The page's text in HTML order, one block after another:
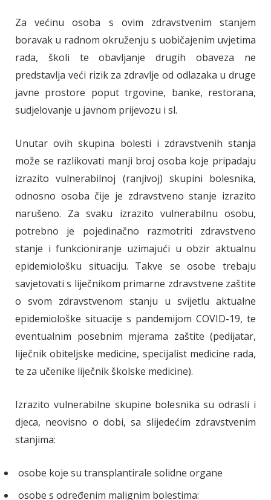
Za većinu osoba s ovim zdravstvenim stanjem
boravak u radnom okruženju s uobičajenim uvjetima
rada, školi te obavljanje drugih obaveza ne
predstavlja veći rizik za zdravlje od odlazaka u druge
javne prostore poput trgovine, banke, restorana,
sudjelovanje u javnom prijevozu i sl.
Unutar ovih skupina bolesti i zdravstvenih stanja
može se razlikovati manji broj osoba koje pripadaju
izrazito vulnerabilnoj (ranjivoj) skupini bolesnika,
odnosno osoba čije je zdravstveno stanje izrazito
narušeno. Za svaku izrazito vulnerabilnu osobu,
potrebno je pojedinačno razmotriti zdravstveno
stanje i funkcioniranje uzimajući u obzir aktualnu
epidemiološku situaciju. Takve se osobe trebaju
savjetovati s liječnikom primarne zdravstvene zaštite
o svom zdravstvenom stanju u svijetlu aktualne
epidemiološke situacije s pandemijom COVID-19, te
eventualnim posebnim mjerama zaštite (pedijatar,
liječnik obiteljske medicine, specijalist medicine rada,
te za učenike liječnik školske medicine).
Izrazito vulnerabilne skupine bolesnika su odrasli i
djeca, neovisno o dobi, sa slijedećim zdravstvenim
stanjima:
osobe koje su transplantirale solidne organe
osobe s određenim malignim bolestima: